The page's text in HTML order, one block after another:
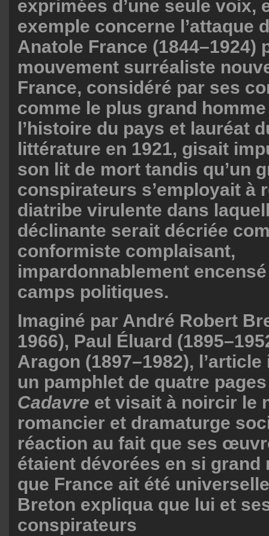
exprimées d’une seule voix,
exemple concerne l’attaque
Anatole France (1844–1924)
mouvement surréaliste
France, considéré par ses
comme le plus grand
l’histoire du pays et lauréat
littérature en 1921, gisait
son lit de mort tandis qu’un
conspirateurs s’employait à
diatribe virulente dans
déclinante serait décriée
conformiste complaisant,
impardonnablement
camps politiques.
Imaginé par André Robert
1966), Paul Éluard
Aragon (1897–1982),
un pamphlet de quatre
Cadavre et visait à noircir le
romancier et dramaturge
réaction au fait que ses
étaient dévorées en si grand
que France ait été
Breton expliqua que lui et
conspirateurs